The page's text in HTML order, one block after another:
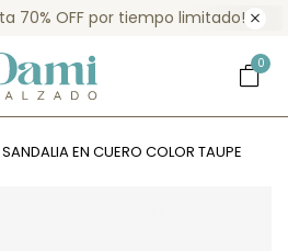
70% OFF por tiempo limitado!
0
SANDALIA EN CUERO COLOR TAUPE